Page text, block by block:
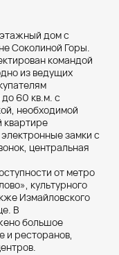
дом с
Соколиной Горы.
командой
из ведущих
60 кв.м. с
необходимой
квартире
замки с
центральная
от метро
культурного
Измайловского
В
большое
и ресторанов,